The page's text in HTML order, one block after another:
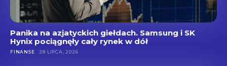
Panika na azjatyckich giełdach. Samsung i SK
Hynix pociągnęły cały rynek w dół
FINANSE 28 LIPCA, 2026